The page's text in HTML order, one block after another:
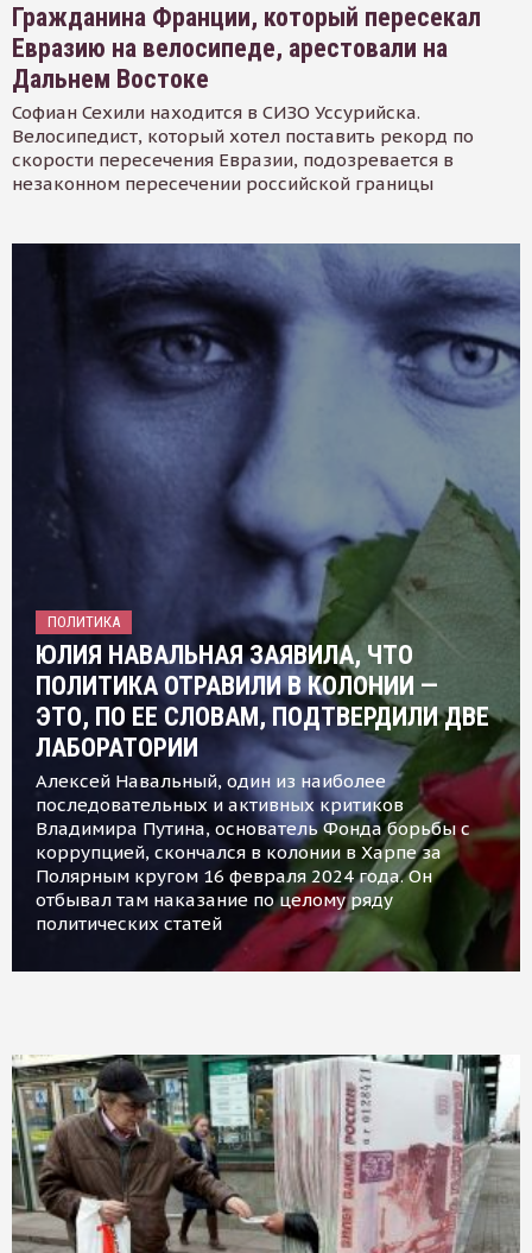
Гражданина Франции, который пересекал
Евразию на велосипеде, арестовали на
Дальнем Востоке
Софиан Сехили находится в СИЗО Уссурийска.
Велосипедист, который хотел поставить рекорд по
скорости пересечения Евразии, подозревается в
незаконном пересечении российской границы
ПОЛИТИКА
ЮЛИЯ НАВАЛЬНАЯ ЗАЯВИЛА, ЧТО
ПОЛИТИКА ОТРАВИЛИ В КОЛОНИИ —
ЭТО, ПО ЕЕ СЛОВАМ, ПОДТВЕРДИЛИ ДВЕ
ЛАБОРАТОРИИ
Алексей Навальный, один из наиболее
последовательных и активных критиков
Владимира Путина, основатель Фонда борьбы с
коррупцией, скончался в колонии в Харпе за
Полярным кругом 16 февраля 2024 года. Он
отбывал там наказание по целому ряду
политических статей